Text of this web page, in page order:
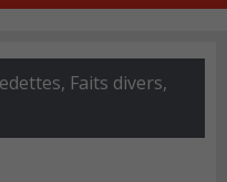
, Faits divers,